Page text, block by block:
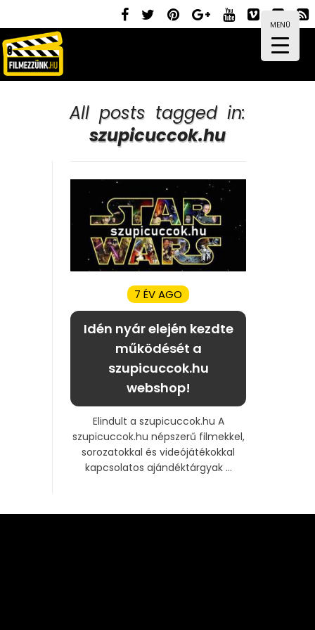
MENÜ
All posts tagged in:
szupicuccok.hu
7 ÉV AGO
Idén nyár elején kezdte
működését a
szupicuccok.hu
webshop!
Elindult a szupicuccok.hu A
szupicuccok.hu népszerű filmekkel,
sorozatokkal és videójátékokkal
kapcsolatos ajándéktárgyak ...